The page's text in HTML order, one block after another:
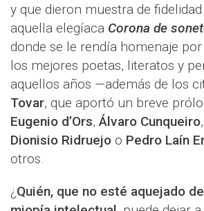
y que dieron muestra de
aquella elegíaca Corona de
donde se le rendía homenaje
los mejores poetas, literatos y
aquellos años —además de los
Tovar, que aportó un breve
Eugenio d’Ors,Álvaro Cunqueiro,
Dionisio Ridruejo o Pedro Laín
otros.
¿ Quién, que no esté aquejado